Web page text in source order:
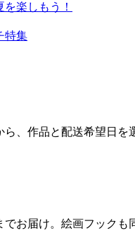
楽しもう！
特集
、作品と配送希望日を
でお届け。絵画フックも